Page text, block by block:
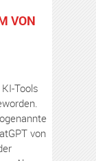
VON
Tools
von